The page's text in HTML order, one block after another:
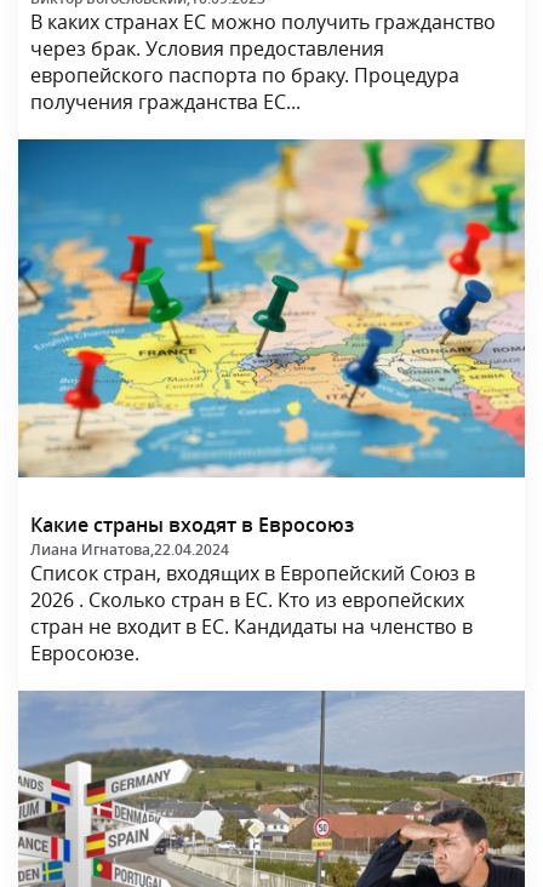
В каких странах ЕС можно получить гражданство
через брак. Условия предоставления
европейского паспорта по браку. Процедура
получения гражданства ЕС...
Какие страны входят в Евросоюз
Лиана Игнатова,22.04.2024
Список стран, входящих в Европейский Союз в
2026 . Сколько стран в ЕС. Кто из европейских
стран не входит в ЕС. Кандидаты на членство в
Евросоюзе.